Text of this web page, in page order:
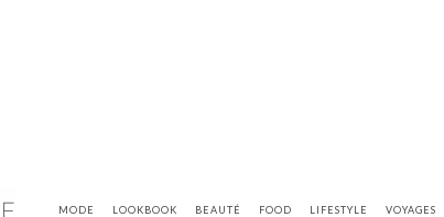
MODE LOOKBOOK BEAUTÉ FOOD LIFESTYLE VOYAGES